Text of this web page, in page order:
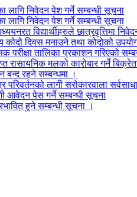
लागि निवेदन पेश गर्ने सम्बन्धी सूचना
लागि निवेदन पेश गर्ने सम्बन्धी सूचना
विद्यार्थीहरुले छात्रवृत्तिमा
कोदो दिवस मनाउने तथा कोदोको
परीक्षा तालिका प्रकाशन गरिएको
रासायनिक मलको कारोबार गर्ने
रहने सम्बन्धमा ।
परिवर्तनको लागी सरोकारवाला
आवेदन पेस गर्ने सम्बन्धी सूचना
हुने सम्बन्धी सूचना ।